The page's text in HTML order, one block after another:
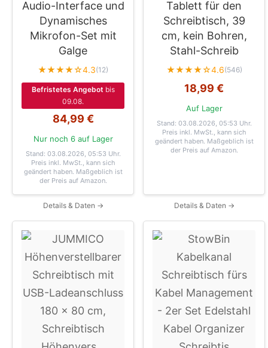
Audio-Interface und
Dynamisches
Mikrofon-Set mit
Galge
★★★★☆4.3(12)
Befristetes Angebot bis
09.08.
84,99 €
Nur noch 6 auf Lager
Stand: 03.08.2026, 05:53 Uhr.
Preis inkl. MwSt., kann sich
geändert haben. Maßgeblich ist
der Preis auf Amazon.
Details & Daten →
Tablett für den
Schreibtisch, 39
cm, kein Bohren,
Stahl-Schreib
★★★★☆4.6(546)
18,99 €
Auf Lager
Stand: 03.08.2026, 05:53 Uhr.
Preis inkl. MwSt., kann sich
geändert haben. Maßgeblich ist
der Preis auf Amazon.
Details & Daten →